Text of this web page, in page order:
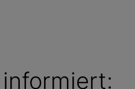
informiert: